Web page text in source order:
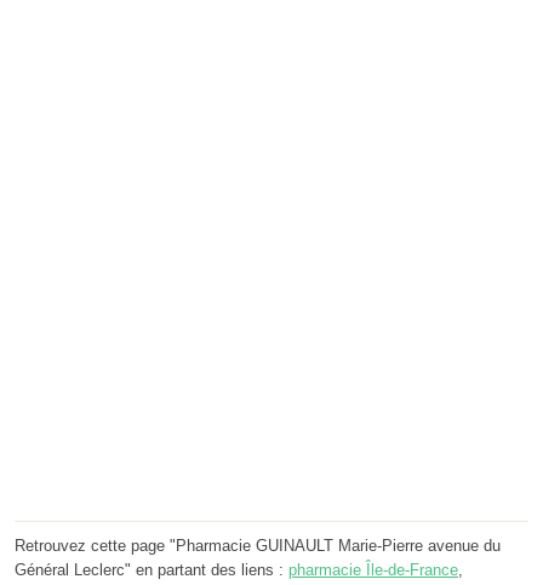
Retrouvez cette page "Pharmacie GUINAULT Marie-Pierre avenue du
Général Leclerc" en partant des liens : pharmacie Île-de-France,